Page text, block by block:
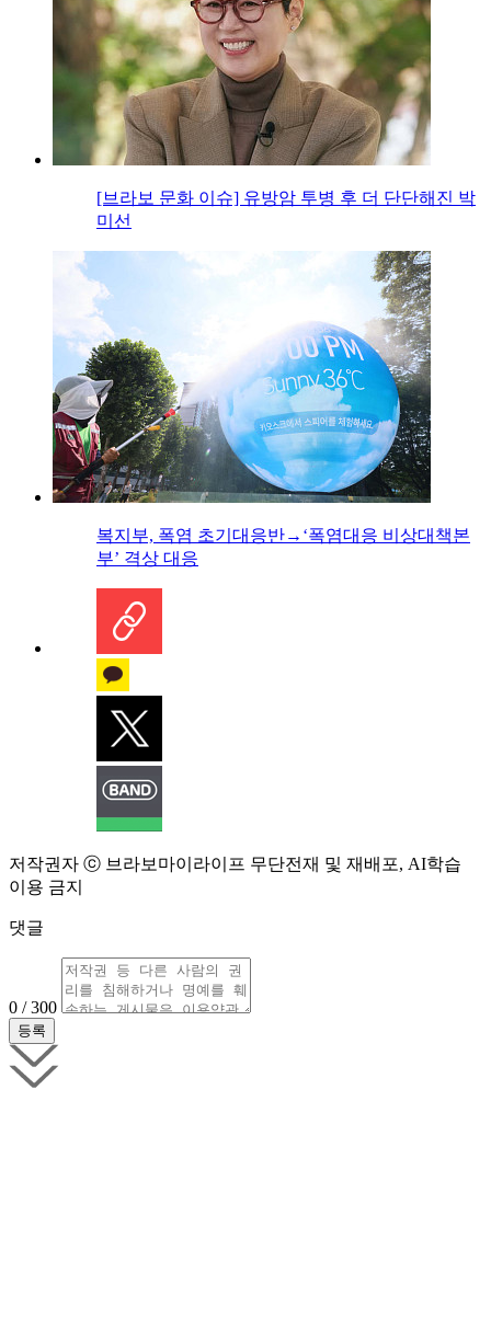
[브라보 문화 이슈] 유방암 투병 후 더 단단해진 박
미선
복지부, 폭염 초기대응반→‘폭염대응 비상대책본
부’ 격상 대응
저작권자 ⓒ 브라보마이라이프 무단전재 및 재배포, AI학습
이용 금지
댓글
0 / 300